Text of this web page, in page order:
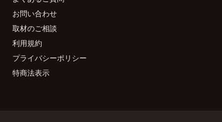
お問い合わせ
取材のご相談
利用規約
プライバシーポリシー
特商法表示